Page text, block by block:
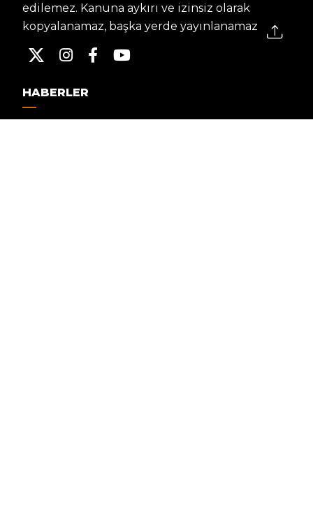
edilemez. Kanuna aykırı ve izinsiz olarak
kopyalanamaz, başka yerde yayınlanamaz.
HABERLER